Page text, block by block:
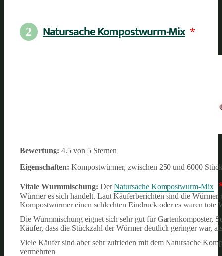
2 Natursache Kompostwurm-Mix *
Bewertung: 4.5 von 5 Sternen
Eigenschaften: Kompostwürmer, zwischen 250 und 6000
Vitale Wurmmischung: DerNatursache Kompostwurm-Mix
Würmer es sich handelt. Laut Käuferberichten sind die
Kompostwürmer einen schlechten Eindruck oder es waren tote
Die Wurmmischung eignet sich sehr gut für Gartenkomposter,
Käufer, dass die Stückzahl der Würmer deutlich geringer war,
Viele Käufer sind aber sehr zufrieden mit dem Natursache
vermehrten.